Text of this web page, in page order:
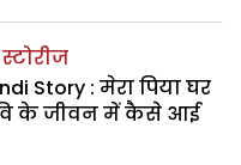
Story : मेरा पिया घर
के जीवन में कैसे आई